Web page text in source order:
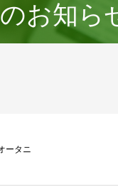
お知ら
ータニ